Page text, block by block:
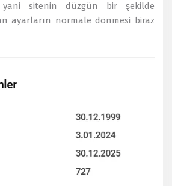
yani sitenin düzgün bir şekilde
ayarların normale dönmesi biraz